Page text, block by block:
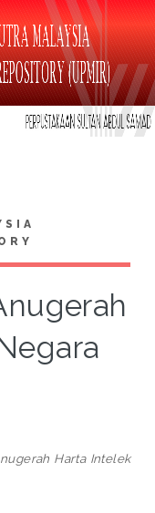
Harta Intelek